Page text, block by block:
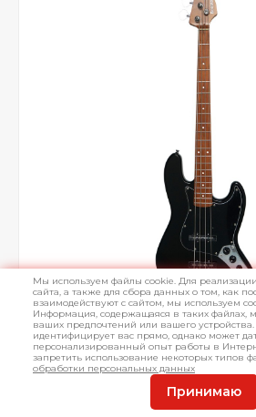
Мы используем файлы cookie. Для
сайта, а также для сбора данных о том, как
взаимодействуют с сайтом, мы используем
Информация, содержащаяся в таких файлах,
ваших предпочтений или вашего
идентифицирует вас прямо, однако может
персонализированный опыт работы в
запретить использование некоторых типов
обработки персональных данных
Принимаю